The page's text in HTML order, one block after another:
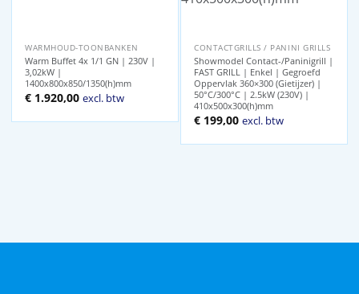
WARMHOUD-TOONBANKEN
Warm Buffet 4x 1/1 GN | 230V |
3,02kW |
1400x800x850/1350(h)mm
€ 1.920,00 excl. btw
CONTACTGRILLS / PANINI GRILLS
Showmodel Contact-/Paninigrill |
FAST GRILL | Enkel | Gegroefd
Oppervlak 360×300 (Gietijzer) |
50°C/300°C | 2.5kW (230V) |
410x500x300(h)mm
Oorspronkelijke
prijs
€ 199,00Huidige
prijs
excl. btw